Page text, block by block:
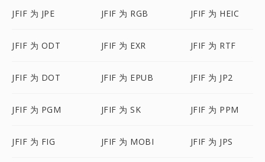
JFIF 为 JPE JFIF 为 RGB JFIF 为 HEIC
JFIF 为 ODT JFIF 为 EXR JFIF 为 RTF
JFIF 为 DOT JFIF 为 EPUB JFIF 为 JP2
JFIF 为 PGM JFIF 为 SK JFIF 为 PPM
JFIF 为 FIG JFIF 为 MOBI JFIF 为 JPS